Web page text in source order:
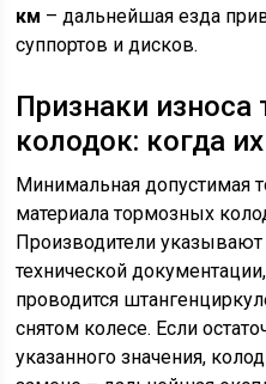
км – дальнейшая езда
суппортов и дисков.
Признаки
колодок: когда
Минимальная допустимая
материала тормозных
Производители указывают
технической
проводится
снятом колесе. Если
указанного значения,